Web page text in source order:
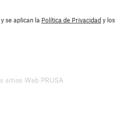
se aplican la Política de Privacidady los
sitios Web PRUSA